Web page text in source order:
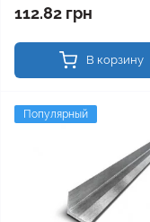
112.82 грн
В корзину
Популярный